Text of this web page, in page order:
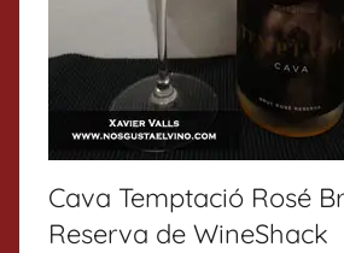
Cava Temptació Rosé
Reserva de WineShack